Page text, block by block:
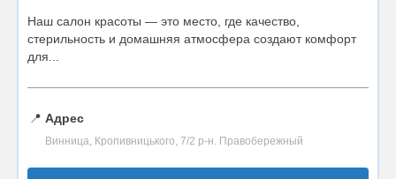
Наш салон красоты — это место, где качество,
стерильность и домашняя атмосфера создают комфорт
для...
📍 Адрес
Винница, Кропивницького, 7/2 р-н. Правобережный